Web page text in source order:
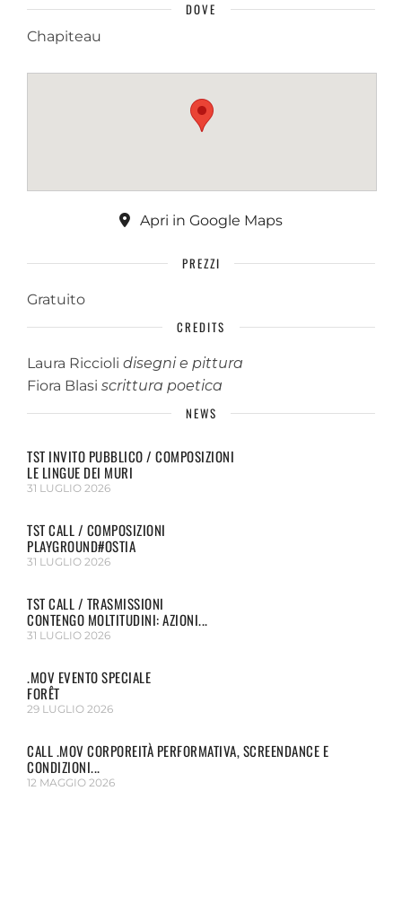
DOVE
Chapiteau
Apri in Google Maps
PREZZI
Gratuito
CREDITS
Laura Riccioli disegni e pittura
Fiora Blasi scrittura poetica
NEWS
TST INVITO PUBBLICO / COMPOSIZIONI
LE LINGUE DEI MURI
31 LUGLIO 2026
TST CALL / COMPOSIZIONI
PLAYGROUND#OSTIA
31 LUGLIO 2026
TST CALL / TRASMISSIONI
CONTENGO MOLTITUDINI: AZIONI...
31 LUGLIO 2026
.MOV EVENTO SPECIALE
FORÊT
29 LUGLIO 2026
CALL .MOV CORPOREITÀ PERFORMATIVA, SCREENDANCE E
CONDIZIONI...
12 MAGGIO 2026